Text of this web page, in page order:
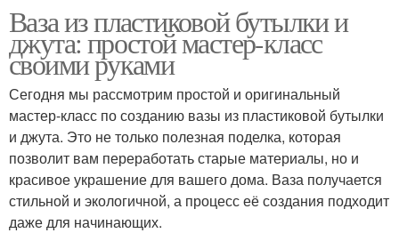
Ваза из пластиковой бутылки и
джута: простой мастер-класс
своими руками
Сегодня мы рассмотрим простой и оригинальный
мастер-класс по созданию вазы из пластиковой бутылки
и джута. Это не только полезная поделка, которая
позволит вам переработать старые материалы, но и
красивое украшение для вашего дома. Ваза получается
стильной и экологичной, а процесс её создания подходит
даже для начинающих.